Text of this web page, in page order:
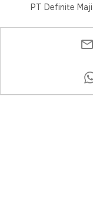
PT Definite